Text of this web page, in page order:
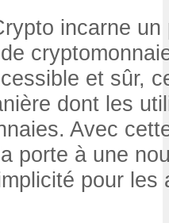
incarne
et sûr,
dont les
Avec
porte à une
pour les